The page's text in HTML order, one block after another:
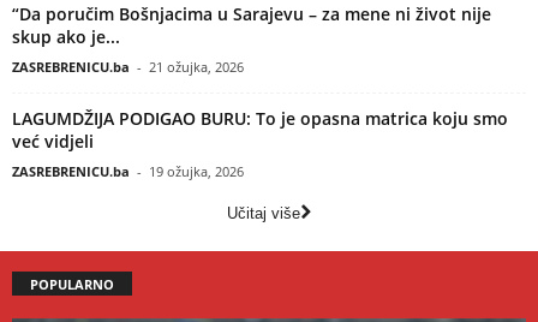
“Da poručim Bošnjacima u Sarajevu – za mene ni život nije
skup ako je...
ZASREBRENICU.ba - 21 ožujka, 2026
LAGUMDŽIJA PODIGAO BURU: To je opasna matrica koju smo
već vidjeli
ZASREBRENICU.ba - 19 ožujka, 2026
Učitaj više
POPULARNO